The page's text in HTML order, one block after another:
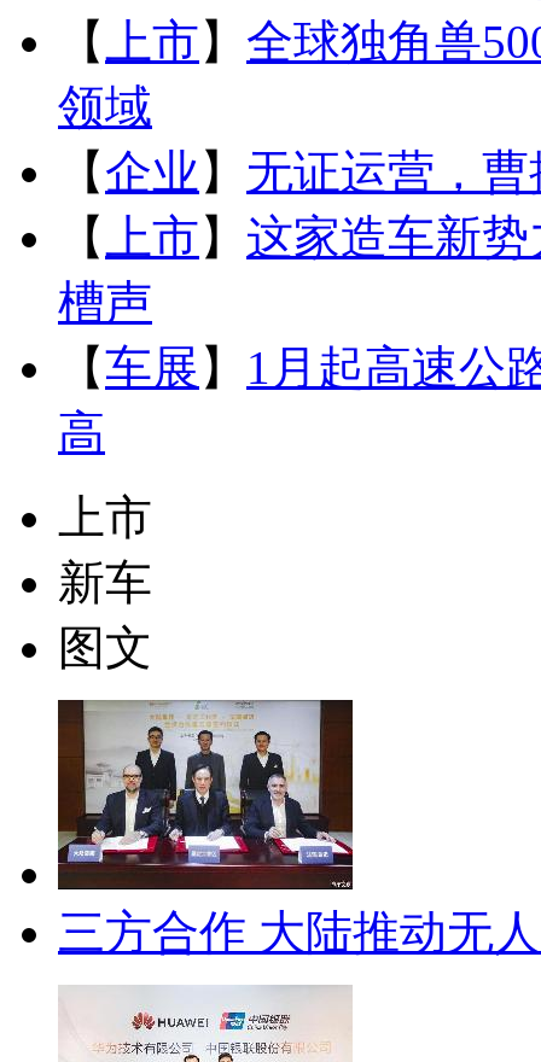
【
上市】 全球独角兽
领域
【企业 】 无证运营，
【
上市】 这家造车新
槽声
【车展 】 1月起高速公
高
上市
新车
图文
三方合作 大陆推动无